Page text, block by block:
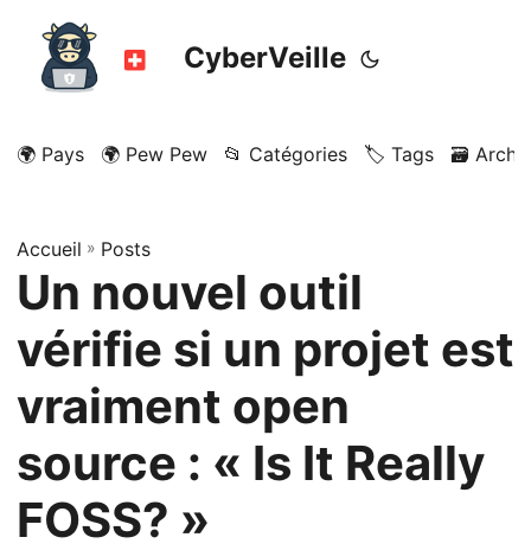
CyberVeille
🌍 Pays 🌍 Pew Pew 📂 Catégories 🏷️ Tags 🗃️
Accueil » Posts
Un nouvel outil
vérifie si un projet est
vraiment open
source : « Is It Really
FOSS? »